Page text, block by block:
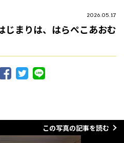
2026.05.17
じまりは、はらぺこあおむ
この写真の記事を読む